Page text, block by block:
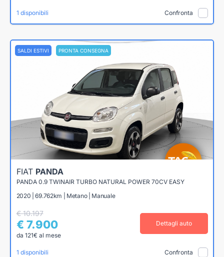
1 disponibili Confronta
SALDI ESTIVI PRONTA CONSEGNA
FIAT PANDA
PANDA 0.9 TWINAIR TURBO NATURAL POWER 70CV EASY
2020 | 69.762km | Metano | Manuale
€ 10.197
€ 7.900
da 121€ al mese
Dettagli auto
1 disponibili Confronta